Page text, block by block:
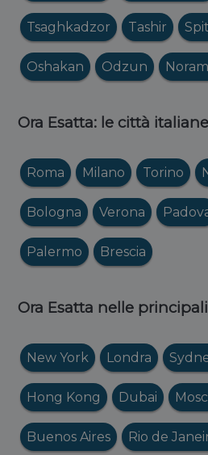
Tsaghkadzor Tashir
Oshakan Odzun
Ora Esatta: le città
Roma Milano Torino
Bologna Verona
Palermo Brescia
Ora Esatta nelle
New York Londra
Hong Kong Dubai
Buenos Aires Rio de